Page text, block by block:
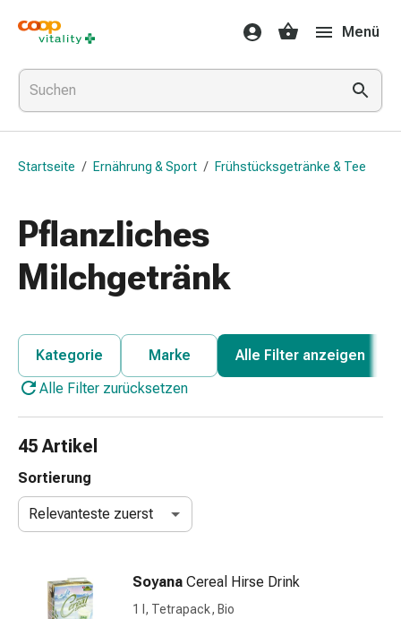
Medikamente
&
Gesundheit
Grippe
&
Erkältung
Grippe-
Erkältung
Medikamente
Halsschmerzen
Husten
Inhalationsgeräte
Zubehör
Wund-
&
Brandversorgung
Kompressen
Fingerverbände
Menü
Startseite / Ernährung & Sport / Frühstücksgetränke & Tee
Pflanzliches
Milchgetränk
Kategorie Marke
Alle Filter anzeigen
Alle Filter zurücksetzen
45 Artikel
Sortierung
Relevanteste zuerst
Soyana Cereal Hirse Drink
1 l, Tetrapack, Bio